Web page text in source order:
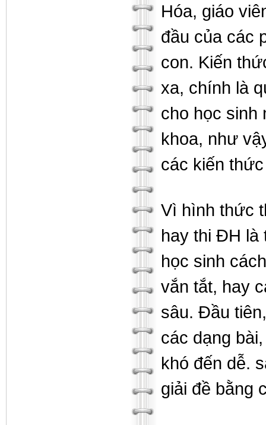
Hóa, giáo
đầu của các
con. Kiến
xa, chính là
cho học sinh
khoa, như
các kiến
Vì hình thức
hay thi ĐH là
học sinh
vắn tắt, hay
sâu. Đầu
các dạng
khó đến dễ.
giải đề bằng